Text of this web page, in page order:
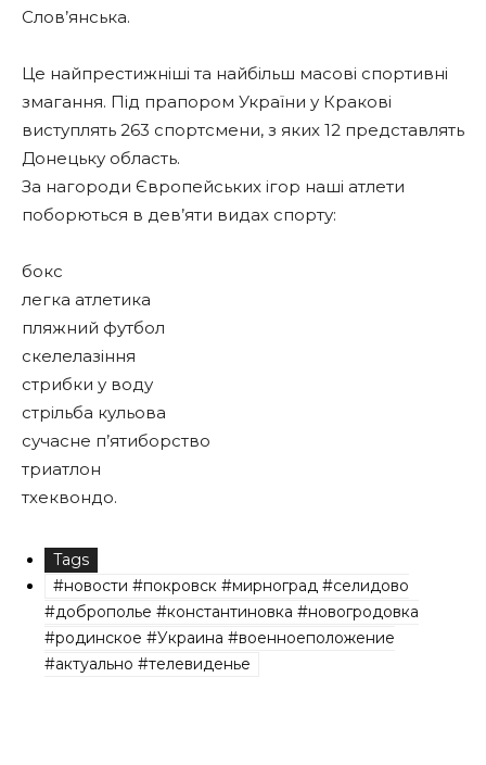
Слов’янська.
Це найпрестижніші та найбільш масові спортивні
змагання. Під прапором України у Кракові
виступлять 263 спортсмени, з яких 12 представлять
Донецьку область.
За нагороди Європейських ігор наші атлети
поборються в дев’яти видах спорту:
бокс
легка атлетика
пляжний футбол
скелелазіння
стрибки у воду
стрільба кульова
сучасне п’ятиборство
триатлон
тхеквондо.
Tags
#новости #покровск #мирноград #селидово
#доброполье #константиновка #новогродовка
#родинское #Украина #военноеположение
#актуально #телевиденье